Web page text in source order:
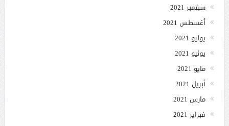
سبتمبر 2021
أغسطس 2021
يوليو 2021
يونيو 2021
مايو 2021
أبريل 2021
مارس 2021
فبراير 2021